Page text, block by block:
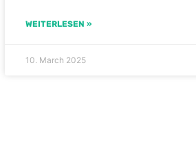
WEITERLESEN »
10. March 2025